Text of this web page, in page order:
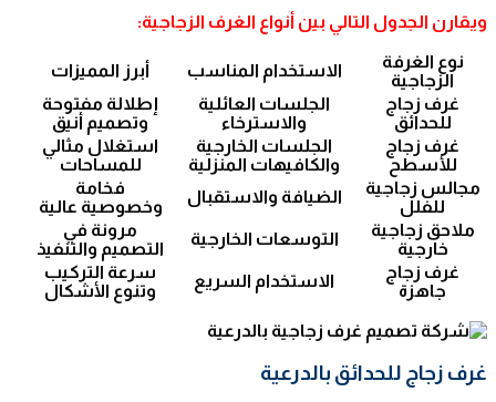
ويقارن الجدول التالي بين أنواع الغرف الزجاجية:
نوع الغرفة
الزجاجية
الاستخدام المناسب
أبرز المميزات
غرف زجاج
للحدائق
الجلسات العائلية
والاسترخاء
إطلالة مفتوحة
وتصميم أنيق
غرف زجاج
للأسطح
الجلسات الخارجية
والكافيهات المنزلية
استغلال مثالي
للمساحات
مجالس زجاجية
للفلل
الضيافة والاستقبال
فخامة
وخصوصية عالية
ملاحق زجاجية
خارجية
التوسعات الخارجية
مرونة في
التصميم والتنفيذ
غرف زجاج
جاهزة
الاستخدام السريع
سرعة التركيب
وتنوع الأشكال
غرف زجاج للحدائق بالدرعية